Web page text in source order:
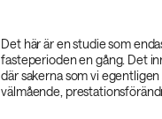
Det här är en studie som
fasteperioden en gång. Det
där sakerna som vi egentligen
välmående,